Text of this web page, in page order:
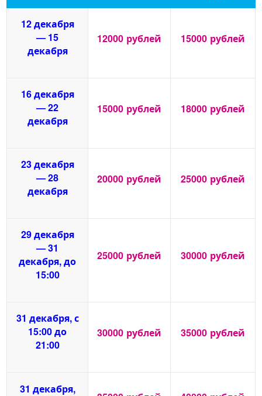
12 декабря
— 15
декабря
12000 рублей 15000 рублей
16 декабря
— 22
декабря
15000 рублей 18000 рублей
23 декабря
— 28
декабря
20000 рублей 25000 рублей
29 декабря
— 31
декабря, до
15:00
25000 рублей 30000 рублей
31 декабря, с
15:00 до
21:00
30000 рублей 35000 рублей
31 декабря,